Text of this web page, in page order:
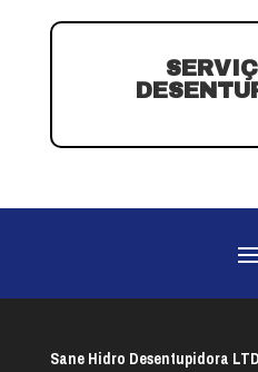
Sane Hidro Desentupidora